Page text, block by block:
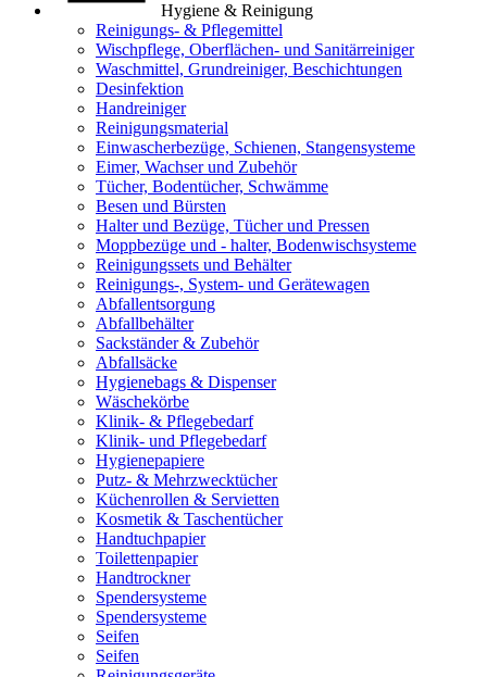
Hygiene & Reinigung
Reinigungs- & Pflegemittel
Wischpflege, Oberflächen- und Sanitärreiniger
Waschmittel, Grundreiniger, Beschichtungen
Desinfektion
Handreiniger
Reinigungsmaterial
Einwascherbezüge, Schienen, Stangensysteme
Eimer, Wachser und Zubehör
Tücher, Bodentücher, Schwämme
Besen und Bürsten
Halter und Bezüge, Tücher und Pressen
Moppbezüge und - halter, Bodenwischsysteme
Reinigungssets und Behälter
Reinigungs-, System- und Gerätewagen
Abfallentsorgung
Abfallbehälter
Sackständer & Zubehör
Abfallsäcke
Hygienebags & Dispenser
Wäschekörbe
Klinik- & Pflegebedarf
Klinik- und Pflegebedarf
Hygienepapiere
Putz- & Mehrzwecktücher
Küchenrollen & Servietten
Kosmetik & Taschentücher
Handtuchpapier
Toilettenpapier
Handtrockner
Spendersysteme
Spendersysteme
Seifen
Seifen